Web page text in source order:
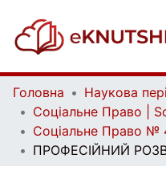
Головна